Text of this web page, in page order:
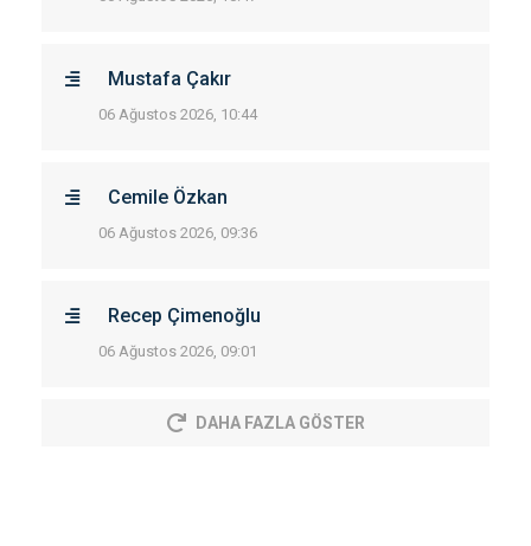
Mustafa Çakır
06 Ağustos 2026, 10:44
Cemile Özkan
06 Ağustos 2026, 09:36
Recep Çimenoğlu
06 Ağustos 2026, 09:01
DAHA FAZLA GÖSTER